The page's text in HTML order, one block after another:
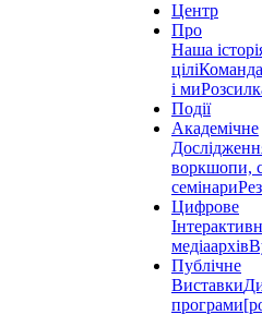
Центр
Про
Наша
ціліКоманда
і ми
Події
Академічне
воркшопи,
семінари
Цифрове
медіаархів
Публічне
Виставки
програми